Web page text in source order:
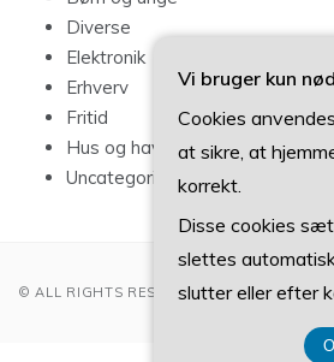
Diverse
Elektronik
Erhverv
Fritid
Hus og have
Uncategorized
© ALL RIGHTS RESERVED 2022
Vi bruger kun
Cookies
at sikre, at
korrekt.
Disse cookies
slettes
slutter eller efter